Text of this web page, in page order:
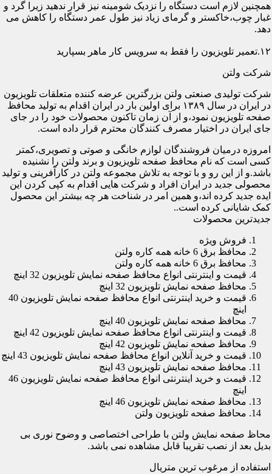
همچنین لازم است دستگاه را نزدیک شومینه نیز قرار ندهید زیرا گرد و
غبار چوب،خاکستر و گرمای زیاد نیز طول عمر دستگاه را کاهش می
دهد.
۱۲.تعمیر تلویزیون را فقط به سرویس کار ماهر بسپارید
شرکت ولتن
شرکت تولیدی صنعتی ولتن بزرگترین عرضه کننده متعلقات تلویزیون
در ایران در سال ۱۳۸۹ برای اولین بار در ایران اقدام به تولید محافظ
صفحه تلویزیون نمود،و از آن زمان تاکنون محصولات خود را در جای
جای ایران در اختیار مصرف کنندگان محترم قرار داده است.
امروزه درمیان فروشندگان لوازم خانگی و صوتی و تصویری،کمتر
کسی است که نام محافظ صفحه تلویزیون و برند ولتن را نشنیده
باشد.و از این رو و با توجه به تلاش مجموعه ولتن در کارآفرینی و تولید
محصولی جدید در ایران افراد و شرکت هایی اقدام به کپی کردن این
ایده جدید کرده اند،و همین امر در شناخت هر چه بیشتر این محصول
کمک شایانی کرده است..
جدیدترین محصولات
فروش ویژه
محافظ برق 6 خانه همه کاره ولتن
محافظ برق 6 خانه همه کاره ولتن
قیمت و اینترنتی انواع محافظ صفحه نمایش تلویزیون 32 اینچ
محافظ صفحه نمایش تلویزیون 32 اینچ
قیمت و خرید اینترنتی انواع محافظ صفحه نمایش تلویزیون 40
اینچ
محافظ صفحه نمایش تلویزیون 40 اینچ
قیمت و اینترنتی انواع محافظ صفحه نمایش تلویزیون 42 اینچ
محافظ صفحه نمایش تلویزیون 42 اینچ
قیمت و خرید آنلاین انواع محافظ صفحه نمایش تلویزیون 43 اینچ
محافظ صفحه نمایش تلویزیون 43 اینچ
قیمت و خرید اینترنتی انواع محافظ صفحه نمایش تلویزیون 46
اینچ
محافظ صفحه نمایش تلویزیون 46 اینچ
محافظ صفحه تلویزیون ولتن
محاظ صفحه نمایش ولتن با طراحی اختصاصی و وضوح نوری بی
بدیل بعد از نصب تقریبا قابل مشاهده نمی باشد.
استفاده از مرغوب ترین متریال